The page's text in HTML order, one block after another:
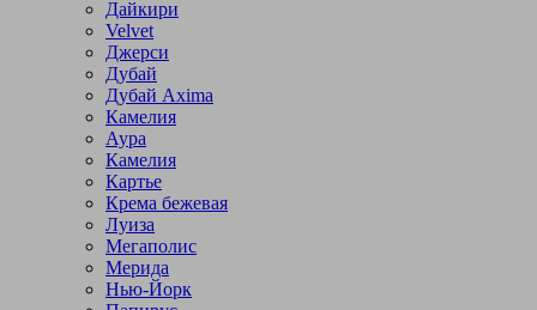
Дайкири
Velvet
Джерси
Дубай
Дубай Axima
Камелия
Аура
Камелия
Картье
Крема бежевая
Луиза
Мегаполис
Мерида
Нью-Йорк